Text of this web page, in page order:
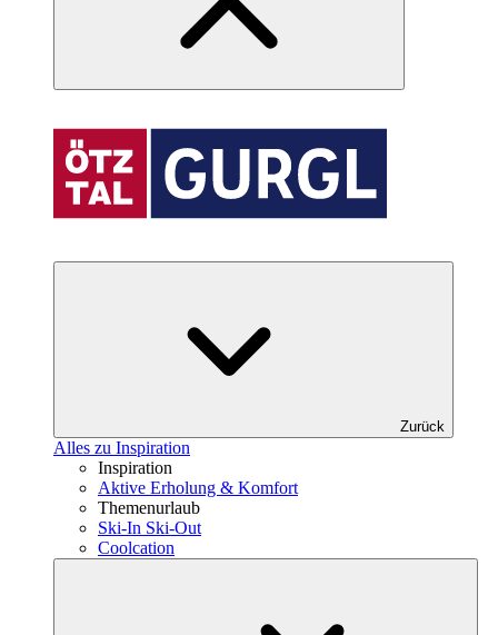
Zurück
Alles zu Inspiration
Inspiration
Aktive Erholung & Komfort
Themenurlaub
Ski-In Ski-Out
Coolcation